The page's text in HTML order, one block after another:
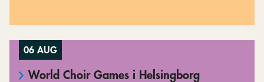
06 AUG
World Choir Games i Helsingborg